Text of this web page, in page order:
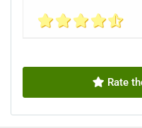
Rate